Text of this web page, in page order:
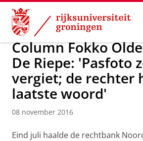
Skip
Content
Skip
Navigation
Over ons
Column Fokko
De Riepe: 'Pasfoto
vergiet; de rechter
laatste woord'
08 november 2016
Eind juli haalde de rechtbank